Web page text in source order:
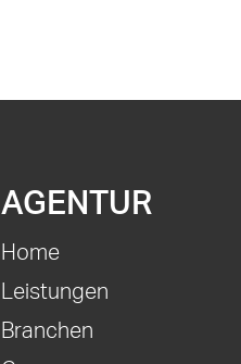
AGENTUR
Home
Leistungen
Branchen